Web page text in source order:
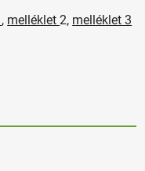
, melléklet2, melléklet 3